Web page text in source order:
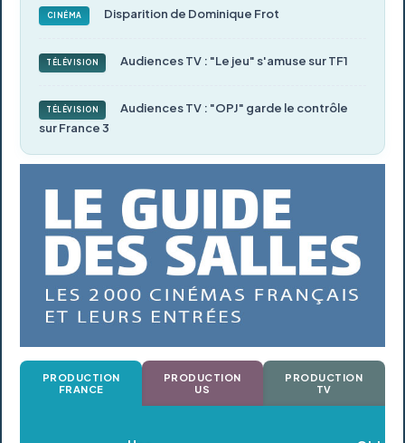
CINÉMA Disparition de Dominique Frot
TÉLÉVISION Audiences TV : "Le jeu" s'amuse sur TF1
TÉLÉVISION
Audiences TV : "OPJ" garde le contrôle
sur France 3
PRODUCTION
FRANCE
PRODUCTION
US
PRODUCTION
TV